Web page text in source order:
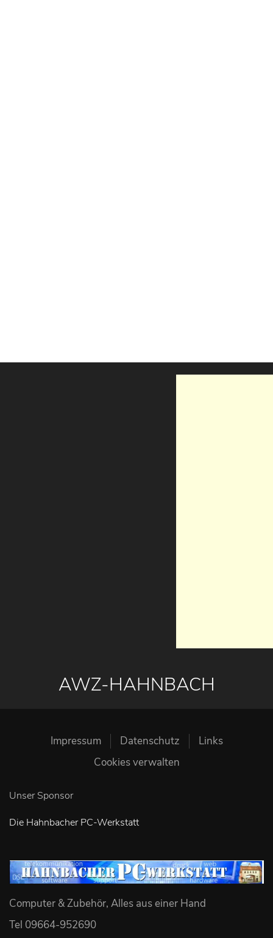
AWZ-HAHNBACH
Impressum Datenschutz
Links
Cookies verwalten
Unser Sponsor
Die Hahnbacher PC-Werkstatt
Computer & Zubehör, Alles aus einer Hand
Tel 09664-952690